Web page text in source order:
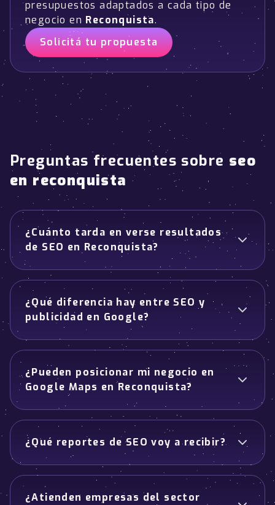
presupuestos adaptados a cada tipo de
negocio en Reconquista.
Solicitá tu propuesta
Preguntas frecuentes sobre seo
en reconquista
¿Cuánto tarda en verse resultados
de SEO en Reconquista?
¿Qué diferencia hay entre SEO y
publicidad en Google?
¿Pueden posicionar mi negocio en
Google Maps en Reconquista?
¿Qué reportes de SEO voy a recibir?
¿Atienden empresas del sector